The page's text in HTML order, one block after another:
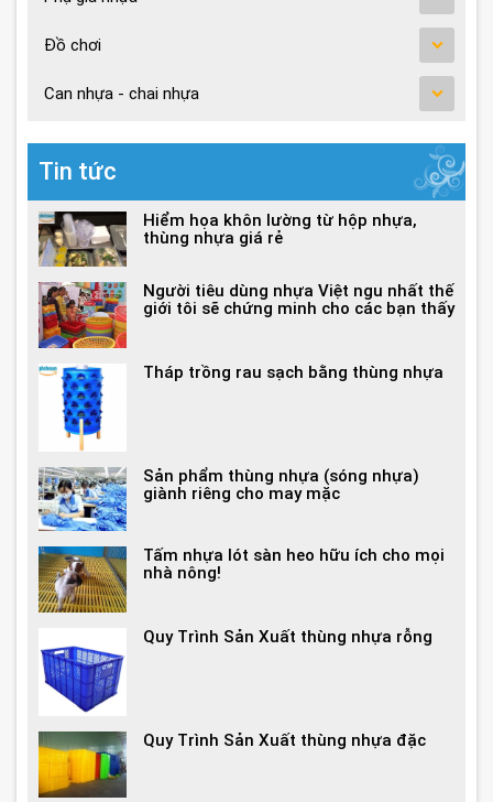
Đồ chơi
Can nhựa - chai nhựa
Tin tức
Hiểm họa khôn lường từ hộp nhựa,
thùng nhựa giá rẻ
Người tiêu dùng nhựa Việt ngu nhất thế
giới tôi sẽ chứng minh cho các bạn thấy
Tháp trồng rau sạch bằng thùng nhựa
Sản phẩm thùng nhựa (sóng nhựa)
giành riêng cho may mặc
Tấm nhựa lót sàn heo hữu ích cho mọi
nhà nông!
Quy Trình Sản Xuất thùng nhựa rỗng
Quy Trình Sản Xuất thùng nhựa đặc